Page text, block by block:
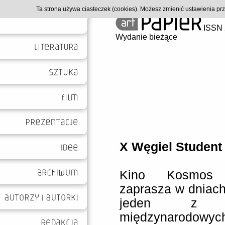
Wydanie bieżące
X Węgiel
Kino
zaprasza w
jeden z
Ta strona używa ciasteczek (cookies). Możesz zmienić ustawienia